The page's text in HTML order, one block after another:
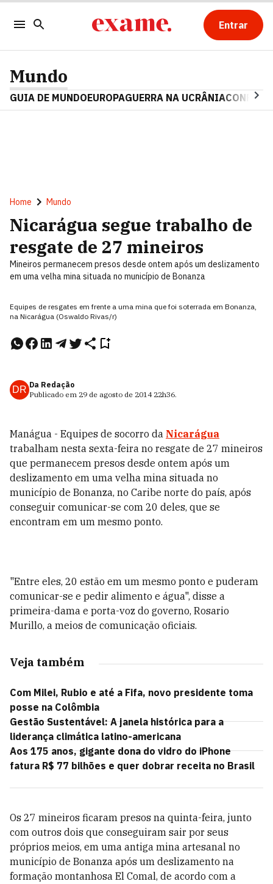
Entrar
Mundo
GUIA DE MUNDOEUROPAGUERRA NA UCRÂNIA
Home Mundo
Nicarágua segue trabalho de
resgate de 27 mineiros
Mineiros permanecem presos desde ontem após um deslizamento
em uma velha mina situada no município de Bonanza
Equipes de resgates em frente a uma mina que foi soterrada em Bonanza,
na Nicarágua (Oswaldo Rivas/r)
DR Da Redação
Publicado em 29 de agosto de 2014 22h36.
Manágua - Equipes de socorro da Nicarágua
trabalham nesta sexta-feira no resgate de 27 mineiros
que permanecem presos desde ontem após um
deslizamento em uma velha mina situada no
município de Bonanza, no Caribe norte do país, após
conseguir comunicar-se com 20 deles, que se
encontram em um mesmo ponto.
"Entre eles, 20 estão em um mesmo ponto e puderam
comunicar-se e pedir alimento e água", disse a
primeira-dama e porta-voz do governo, Rosario
Murillo, a meios de comunicação oficiais.
Veja também
Com Milei, Rubio e até a Fifa, novo presidente toma
posse na Colômbia
Gestão Sustentável: A janela histórica para a
liderança climática latino-americana
Aos 175 anos, gigante dona do vidro do iPhone
fatura R$ 77 bilhões e quer dobrar receita no Brasil
Os 27 mineiros ficaram presos na quinta-feira, junto
com outros dois que conseguiram sair por seus
próprios meios, em uma antiga mina artesanal no
município de Bonanza após um deslizamento na
formação montanhosa El Comal, de acordo com a